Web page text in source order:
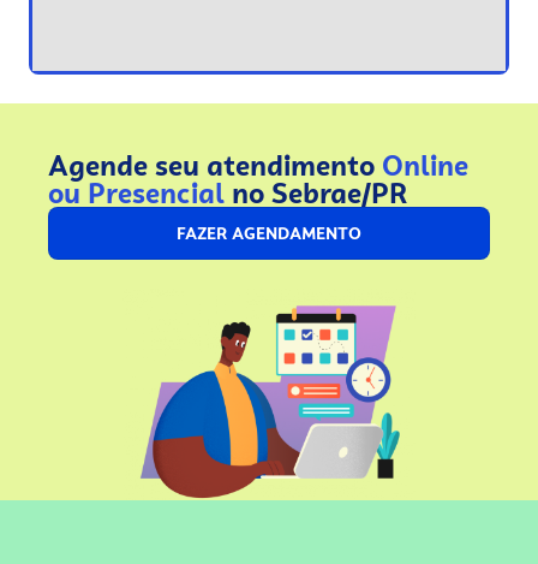
Agende seu atendimento Online
ou Presencial no Sebrae/PR
FAZER AGENDAMENTO